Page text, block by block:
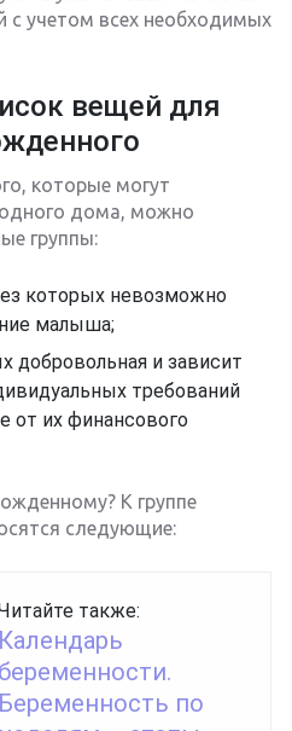
с учетом всех необходимых
вещей для
которые могут
дома, можно
группы:
которых невозможно
малыша;
добровольная и зависит
требований
от их финансового
К группе
следующие:
также:
Календарь
беременности.
Беременность по